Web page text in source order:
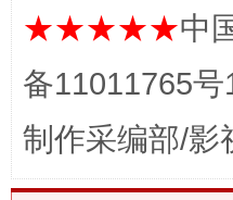
★★★★★中
备11011765
制作采编部/影